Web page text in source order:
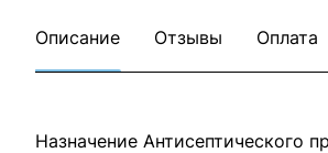
Описание Отзывы Оплата
Назначение Антисептического